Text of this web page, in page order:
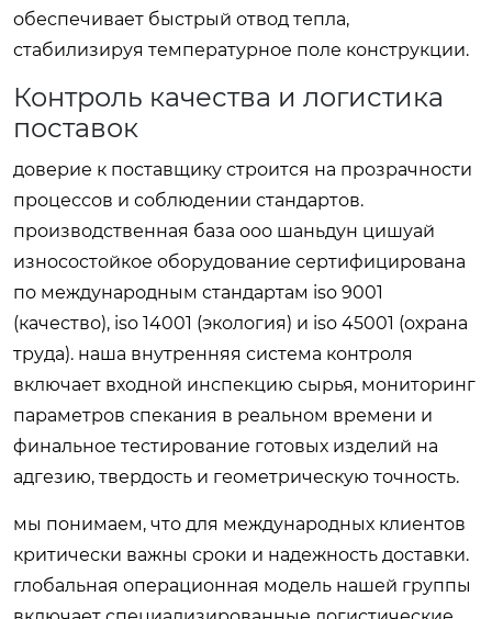
обеспечивает быстрый отвод тепла,
стабилизируя температурное поле конструкции.
Контроль качества и логистика
поставок
доверие к поставщику строится на прозрачности
процессов и соблюдении стандартов.
производственная база ооо шаньдун цишуай
износостойкое оборудование сертифицирована
по международным стандартам iso 9001
(качество), iso 14001 (экология) и iso 45001 (охрана
труда). наша внутренняя система контроля
включает входной инспекцию сырья, мониторинг
параметров спекания в реальном времени и
финальное тестирование готовых изделий на
адгезию, твердость и геометрическую точность.
мы понимаем, что для международных клиентов
критически важны сроки и надежность доставки.
глобальная операционная модель нашей группы